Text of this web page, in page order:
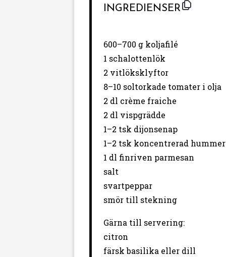
INGREDIENSER
600–700 g koljafilé
1 schalottenlök
2 vitlöksklyftor
8–10 soltorkade tomater i olja
2 dl crème fraiche
2 dl vispgrädde
1–2 tsk dijonsenap
1–2 tsk koncentrerad
1 dl finriven parmesan
salt
svartpeppar
smör till stekning
Gärna till servering:
citron
färsk basilika eller dill